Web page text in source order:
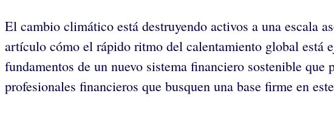
El cambio climático está destruyendo activos a una escala
artículo cómo el rápido ritmo del calentamiento global está
fundamentos de un nuevo sistema financiero sostenible
profesionales financieros que busquen una base firme en